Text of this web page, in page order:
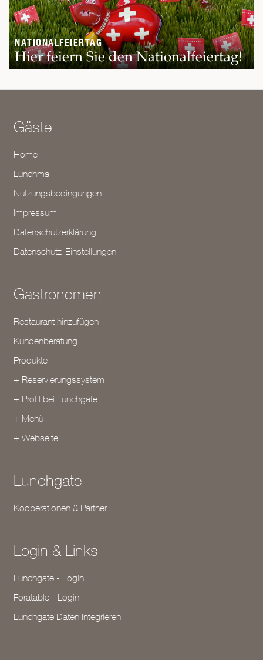
NATIONALFEIERTAG
Hier feiern Sie den Nationalfeiertag!
Gäste
Home
Lunchmail
Nutzungsbedingungen
Impressum
Datenschutzerklärung
Datenschutz-Einstellungen
Gastronomen
Restaurant hinzufügen
Kundenberatung
Produkte
+ Reservierungssystem
+ Profil bei Lunchgate
+ Menü
+ Webseite
Lunchgate
Kooperationen & Partner
Login & Links
Lunchgate - Login
Foratable - Login
Lunchgate Daten Integrieren